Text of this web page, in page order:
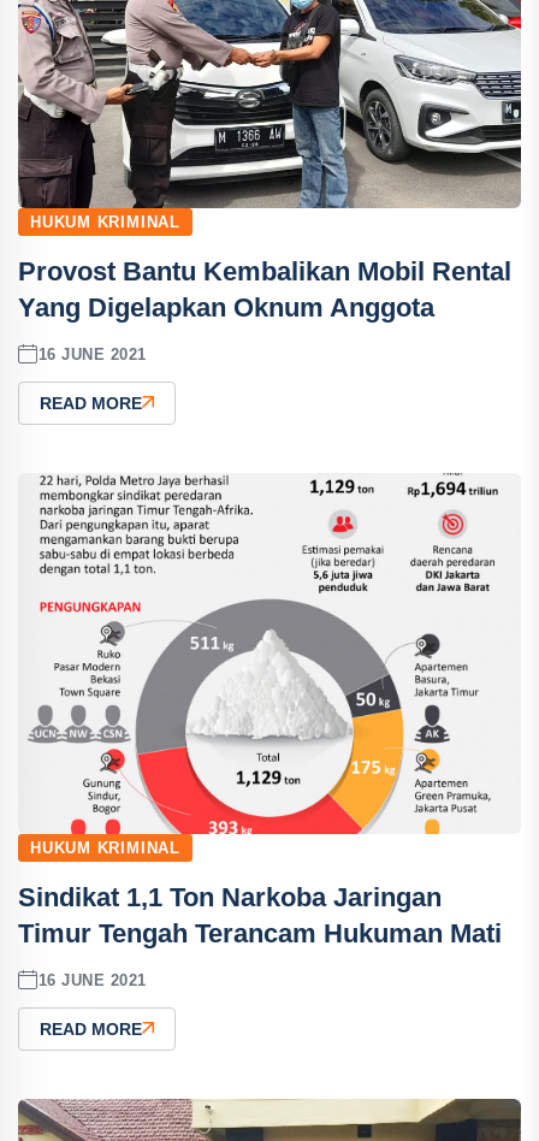
HUKUM KRIMINAL
Provost Bantu Kembalikan Mobil Rental
Yang Digelapkan Oknum Anggota
16 JUNE 2021
READ MORE
HUKUM KRIMINAL
Sindikat 1,1 Ton Narkoba Jaringan
Timur Tengah Terancam Hukuman Mati
16 JUNE 2021
READ MORE